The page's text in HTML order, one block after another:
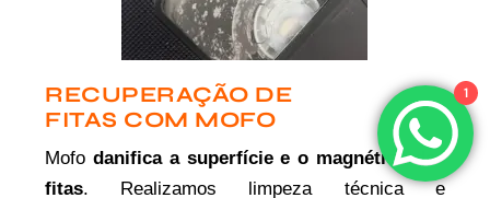
RECUPERAÇÃO DE
FITAS COM MOFO
Mofodanifica a superfície e o magnético das
fitas. Realizamos limpeza técnica e
1